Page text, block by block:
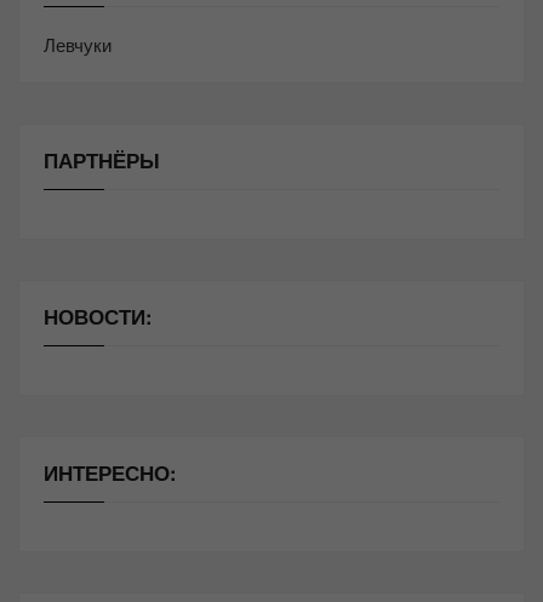
Левчуки
ПАРТНЁРЫ
НОВОСТИ:
ИНТЕРЕСНО: